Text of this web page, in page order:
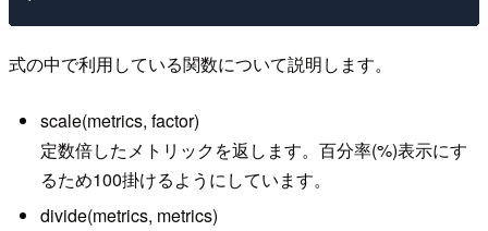
式の中で利用している関数について説明します。
scale(metrics, factor)
定数倍したメトリックを返します。百分率(%)表示にす
るため100掛けるようにしています。
divide(metrics, metrics)